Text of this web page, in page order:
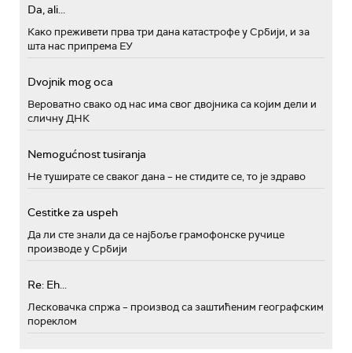
Da, ali...
Како преживети прва три дана катастрофе у Србији, и за
шта нас припрема ЕУ
Dvojnik mog oca
Вероватно свако од нас има свог двојника са којим дели и
сличну ДНК
Nemogućnost tusiranja
Не туширате се сваког дана – не стидите се, то је здраво
Cestitke za uspeh
Да ли сте знали да се најбоље грамофонске ручице
производе у Србији
Re: Eh...
Лесковачка спржа – производ са заштићеним географским
пореклом